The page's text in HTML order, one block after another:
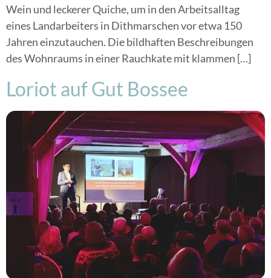
Wein und leckerer Quiche, um in den Arbeitsalltag
eines Landarbeiters in Dithmarschen vor etwa 150
Jahren einzutauchen. Die bildhaften Beschreibungen
des Wohnraums in einer Rauchkate mit klammen […]
Loriot auf Gut Bossee